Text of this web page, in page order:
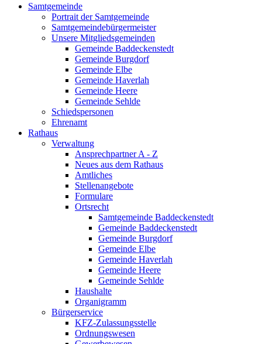
Samtgemeinde
Portrait der Samtgemeinde
Samtgemeindebürgermeister
Unsere Mitgliedsgemeinden
Gemeinde Baddeckenstedt
Gemeinde Burgdorf
Gemeinde Elbe
Gemeinde Haverlah
Gemeinde Heere
Gemeinde Sehlde
Schiedspersonen
Ehrenamt
Rathaus
Verwaltung
Ansprechpartner A - Z
Neues aus dem Rathaus
Amtliches
Stellenangebote
Formulare
Ortsrecht
Samtgemeinde Baddeckenstedt
Gemeinde Baddeckenstedt
Gemeinde Burgdorf
Gemeinde Elbe
Gemeinde Haverlah
Gemeinde Heere
Gemeinde Sehlde
Haushalte
Organigramm
Bürgerservice
KFZ-Zulassungsstelle
Ordnungswesen